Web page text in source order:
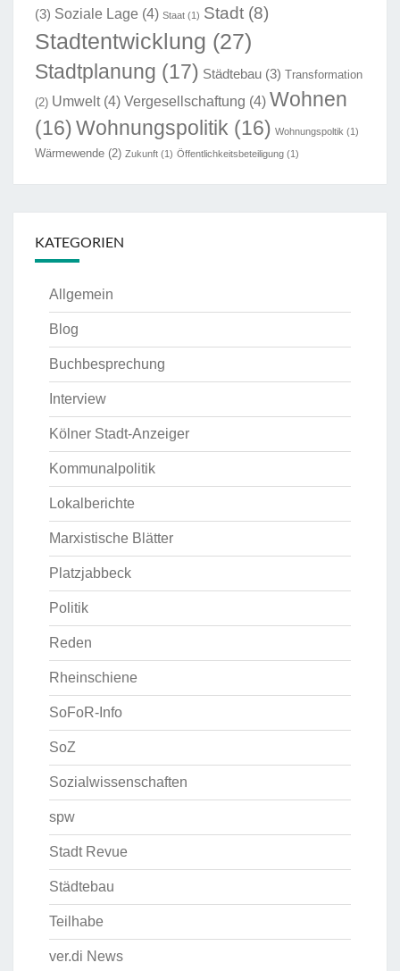
(3) Soziale Lage (4) Staat (1) Stadt (8)
Stadtentwicklung (27)
Stadtplanung (17) Städtebau (3) Transformation
(2) Umwelt(4) Vergesellschaftung (4) Wohnen
(16) Wohnungspolitik (16) Wohnungspoltik (1)
Wärmewende (2) Zukunft (1) Öffentlichkeitsbeteiligung (1)
KATEGORIEN
Allgemein
Blog
Buchbesprechung
Interview
Kölner Stadt-Anzeiger
Kommunalpolitik
Lokalberichte
Marxistische Blätter
Platzjabbeck
Politik
Reden
Rheinschiene
SoFoR-Info
SoZ
Sozialwissenschaften
spw
Stadt Revue
Städtebau
Teilhabe
ver.di News